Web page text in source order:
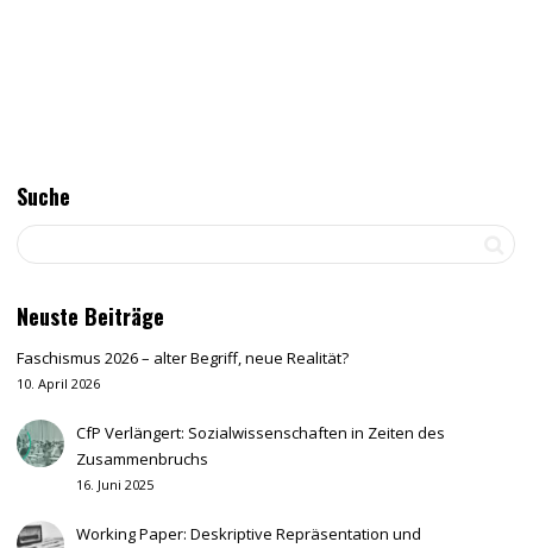
Suche
Neuste Beiträge
Faschismus 2026 – alter Begriff, neue Realität?
10. April 2026
CfP Verlängert: Sozialwissenschaften in Zeiten des
Zusammenbruchs
16. Juni 2025
Working Paper: Deskriptive Repräsentation und